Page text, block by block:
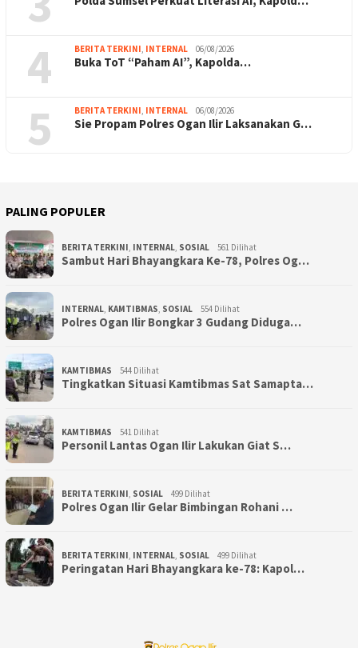
4 BERITA TERKINI INTERNAL 06/08/2026
Buka ToT “Paham AI”, Kapolda…
5 BERITA TERKINI INTERNAL 06/08/2026
Sie Propam Polres Ogan Ilir Laksanakan G…
PALING POPULER
BERITA TERKINI INTERNAL SOSIAL 561 Dilihat
Sambut Hari Bhayangkara Ke-78, Polres Og…
INTERNAL KAMTIBMAS SOSIAL 554 Dilihat
Polres Ogan Ilir Bongkar 3 Gudang Diduga…
KAMTIBMAS 544 Dilihat
Tingkatkan Situasi Kamtibmas Sat Samapta…
KAMTIBMAS 541 Dilihat
Personil Lantas Ogan Ilir Lakukan Giat S…
BERITA TERKINI SOSIAL 499 Dilihat
Polres Ogan Ilir Gelar Bimbingan Rohani …
BERITA TERKINI INTERNAL SOSIAL 499 Dilihat
Peringatan Hari Bhayangkara ke-78: Kapol…